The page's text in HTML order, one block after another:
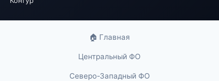
🏠 Главная
Центральный ФО
Северо-Западный ФО